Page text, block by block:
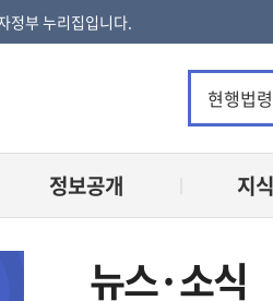
정부 누리집입니다.
현행법령
정보공개 지
뉴스·소식